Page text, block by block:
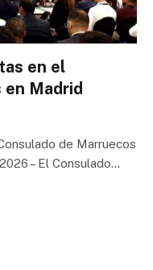
en el
Madrid
de Marruecos
– El Consulado…